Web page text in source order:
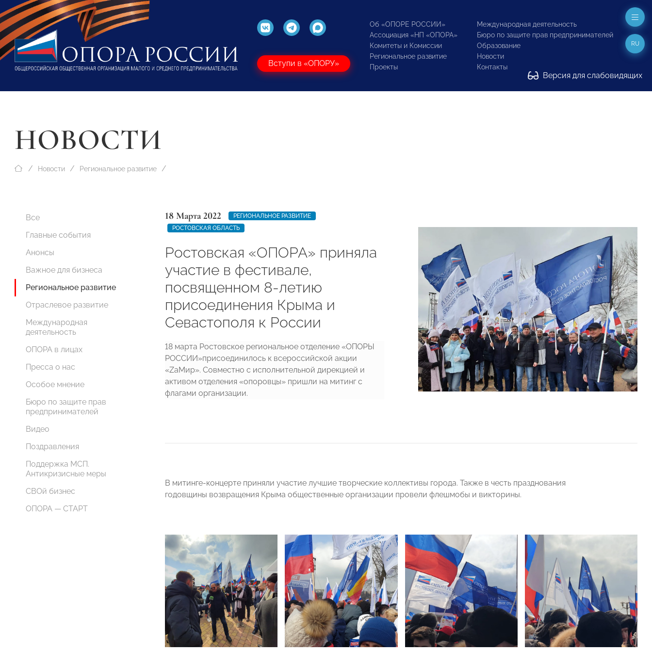
Вступи в «ОПОРУ»
Об «ОПОРЕ РОССИИ»
Ассоциация «НП «ОПОРА»
Комитеты и Комиссии
Региональное развитие
Проекты
Международная деятельность
Бюро по защите прав предпринимателей
Образование
Новости
Контакты
Версия для слабовидящих
RU
НОВОСТИ
Новости Региональное развитие
Все
Главные события
Анонсы
Важное для бизнеса
Региональное развитие
Отраслевое развитие
Международная
деятельность
ОПОРА в лицах
Пресса о нас
Особое мнение
Бюро по защите прав
предпринимателей
Видео
Поздравления
Поддержка МСП.
Антикризисные меры
СВОй бизнес
ОПОРА — СТАРТ
18 Марта 2022
РЕГИОНАЛЬНОЕ РАЗВИТИЕ
РОСТОВСКАЯ ОБЛАСТЬ
Ростовская «ОПОРА» приняла
участие в фестивале,
посвященном 8-летию
присоединения Крыма и
Севастополя к России
18 марта Ростовское региональное отделение «ОПОРЫ
РОССИИ»присоединилось к всероссийской акции
«ZаМир». Совместно с исполнительной дирекцией и
активом отделения «опоровцы» пришли на митинг с
флагами организации.
В митинге-концерте приняли участие лучшие творческие коллективы города. Также в честь празднования
годовщины возвращения Крыма общественные организации провели флешмобы и викторины.